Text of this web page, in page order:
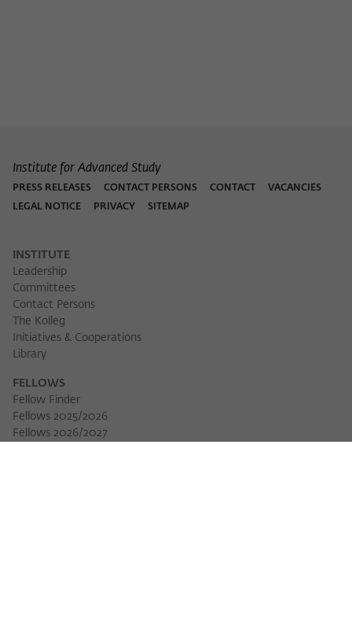
Institute for Advanced Study
PRESS RELEASES CONTACT PERSONS CONTACT
VACANCIES
LEGAL NOTICE
PRIVACY SITEMAP
INSTITUTE
Leadership
Committees
Contact Persons
The Kolleg
Initiatives & Cooperations
Library
FELLOWS
Fellow Finder
Fellows 2025/2026
Fellows 2026/2027